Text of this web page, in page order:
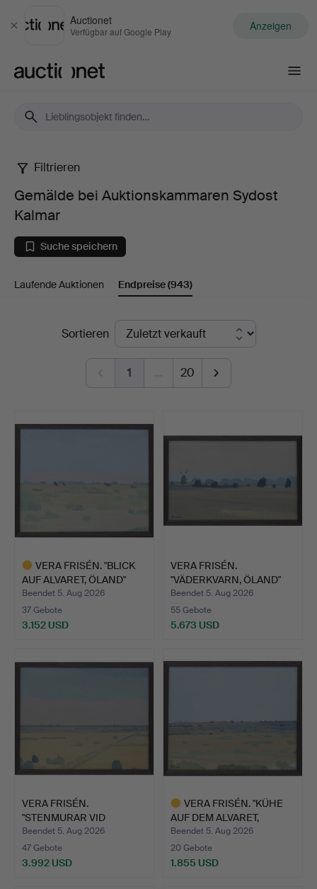
Schließen
Auctionet
Verfügbar auf Google Play Anzeigen
Gemälde
bei
Auktionskammaren
Sydost
Filtrieren
Gemälde bei Auktionskammaren Sydost
Kalmar
Suche speichern
Laufende Auktionen Endpreise(943)
EndpreiseSortieren
1 … 20
VERA FRISÉN. "BLICK
AUF ALVARET, ÖLAND"
ÖL…
Beendet 5. Aug 2026
37 Gebote
3.152 USD
Objekt
VERA FRISÉN.
"VÄDERKVARN, ÖLAND"
ÖL AUF LE…
Beendet 5. Aug 2026
55 Gebote
5.673 USD
VERA FRISÉN.
"STENMURAR VID
ALVARET, ÖLAND…
Beendet 5. Aug 2026
47 Gebote
3.992 USD
VERA FRISÉN. "KÜHE
AUF DEM ALVARET,
ÖLAND"…
Beendet 5. Aug 2026
20 Gebote
1.855 USD